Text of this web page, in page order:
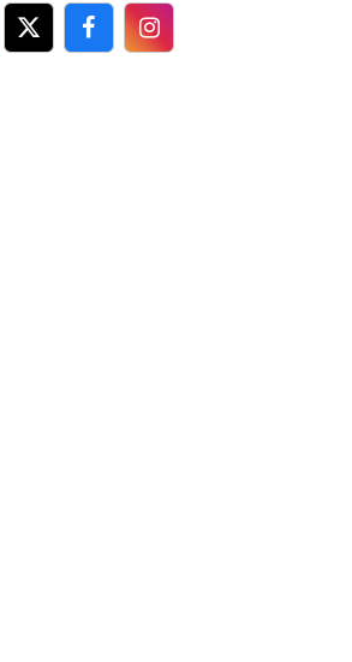
TwitterFacebookFacebook